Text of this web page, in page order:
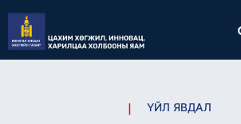
content
ҮЙЛ ЯВДАЛ